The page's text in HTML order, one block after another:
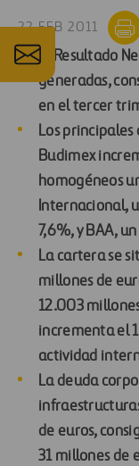
22 FEB 2011
El Resultado
generadas,
en el tercer
Los
Budimex
homogéneos
Internacional,
7,6%, y BAA,
La cartera se
millones de
12.003
incrementa el
actividad
La deuda
de euros,
31 millones de